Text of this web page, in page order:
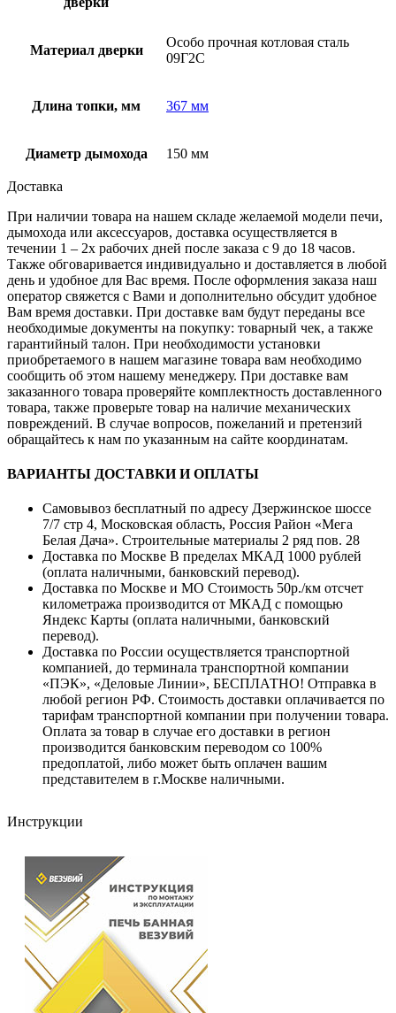
Материал дверки
Особо прочная котловая сталь
09Г2С
Длина топки, мм 367 мм
Диаметр дымохода 150 мм
Доставка
При наличии товара на нашем складе желаемой модели печи,
дымохода или аксессуаров, доставка осуществляется в
течении 1 – 2х рабочих дней после заказа с 9 до 18 часов.
Также обговаривается индивидуально и доставляется в любой
день и удобное для Вас время. После оформления заказа наш
оператор свяжется с Вами и дополнительно обсудит удобное
Вам время доставки. При доставке вам будут переданы все
необходимые документы на покупку: товарный чек, а также
гарантийный талон. При необходимости установки
приобретаемого в нашем магазине товара вам необходимо
сообщить об этом нашему менеджеру. При доставке вам
заказанного товара проверяйте комплектность доставленного
товара, также проверьте товар на наличие механических
повреждений. В случае вопросов, пожеланий и претензий
обращайтесь к нам по указанным на сайте координатам.
ВАРИАНТЫ ДОСТАВКИ И ОПЛАТЫ
Самовывоз бесплатный по адресу Дзержинское шоссе
7/7 стр 4, Московская область, Россия Район «Мега
Белая Дача». Строительные материалы 2 ряд пов. 28
Доставка по Москве В пределах МКАД 1000 рублей
(оплата наличными, банковский перевод).
Доставка по Москве и МО Стоимость 50р./км отсчет
километража производится от МКАД с помощью
Яндекс Карты (оплата наличными, банковский
перевод).
Доставка по России осуществляется транспортной
компанией, до терминала транспортной компании
«ПЭК», «Деловые Линии», БЕСПЛАТНО! Отправка в
любой регион РФ. Стоимость доставки оплачивается по
тарифам транспортной компании при получении товара.
Оплата за товар в случае его доставки в регион
производится банковским переводом со 100%
предоплатой, либо может быть оплачен вашим
представителем в г.Москве наличными.
Инструкции